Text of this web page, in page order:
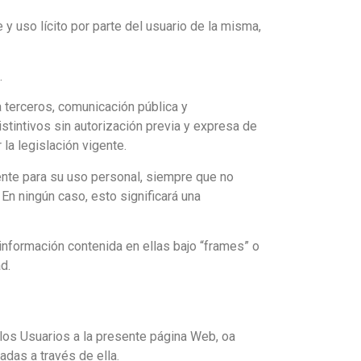
uso lícito por parte del usuario de la misma,
comunicación pública y
sin autorización previa y expresa de
legislación vigente.
para su uso personal, siempre que no
ningún caso, esto significará una
contenida en ellas bajo “frames” o
Usuarios a la presente página Web, oa
a través de ella.